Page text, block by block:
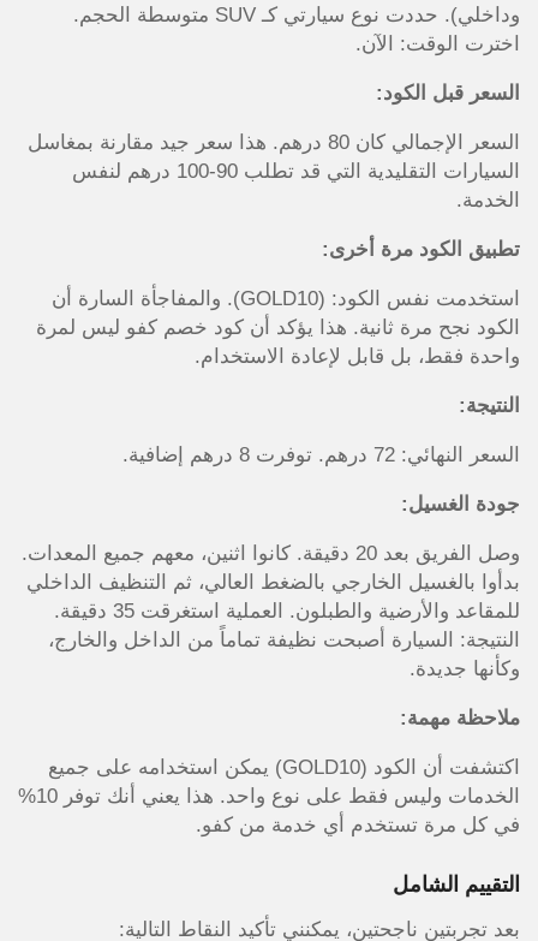
وداخلي). حددت نوع سيارتي كـ SUV متوسطة الحجم.
اخترت الوقت: الآن.
السعر قبل الكود:
السعر الإجمالي كان 80 درهم. هذا سعر جيد مقارنة بمغاسل
السيارات التقليدية التي قد تطلب 90-100 درهم لنفس
الخدمة.
تطبيق الكود مرة أخرى:
استخدمت نفس الكود: (GOLD10). والمفاجأة السارة أن
الكود نجح مرة ثانية. هذا يؤكد أن كود خصم كفو ليس لمرة
واحدة فقط، بل قابل لإعادة الاستخدام.
النتيجة:
السعر النهائي: 72 درهم. توفرت 8 درهم إضافية.
جودة الغسيل:
وصل الفريق بعد 20 دقيقة. كانوا اثنين، معهم جميع المعدات.
بدأوا بالغسيل الخارجي بالضغط العالي، ثم التنظيف الداخلي
للمقاعد والأرضية والطبلون. العملية استغرقت 35 دقيقة.
النتيجة: السيارة أصبحت نظيفة تماماً من الداخل والخارج،
وكأنها جديدة.
ملاحظة مهمة:
اكتشفت أن الكود (GOLD10) يمكن استخدامه على جميع
الخدمات وليس فقط على نوع واحد. هذا يعني أنك توفر 10%
في كل مرة تستخدم أي خدمة من كفو.
التقييم الشامل
بعد تجربتين ناجحتين، يمكنني تأكيد النقاط التالية: